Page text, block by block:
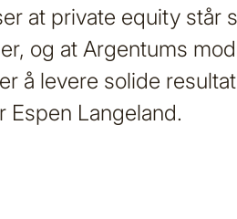
at private equity står
og at Argentums
å levere solide
Espen Langeland.